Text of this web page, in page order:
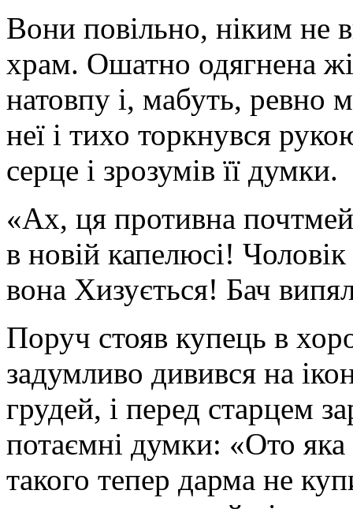
Вони повільно, ніким не
храм. Ошатно одягнена
натовпу і, мабуть, ревно
неї і тихо торкнувся
серце і зрозумів її думки.
«Ах, ця противна
в новій капелюсі!
вона Хизується! Бач
Поруч стояв купець в
задумливо дивився на
грудей, і перед старцем
потаємні думки: «Ото
такого тепер дарма не